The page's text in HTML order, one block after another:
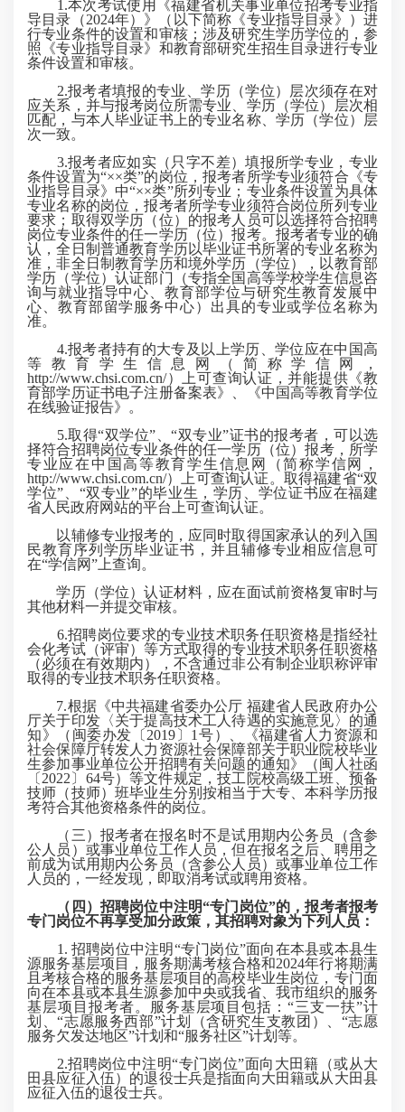
1.本次考试使用《福建省机关事业单位招考专业指
导目录（2024年）》（以下简称《专业指导目录》）进
行专业条件的设置和审核；涉及研究生学历学位的，参
照《专业指导目录》和教育部研究生招生目录进行专业
条件设置和审核。
2.报考者填报的专业、学历（学位）层次须存在对
应关系，并与报考岗位所需专业、学历（学位）层次相
匹配，与本人毕业证书上的专业名称、学历（学位）层
次一致。
3.报考者应如实（只字不差）填报所学专业，专业
条件设置为“××类”的岗位，报考者所学专业须符合《专
业指导目录》中“××类”所列专业；专业条件设置为具体
专业名称的岗位，报考者所学专业须符合岗位所列专业
要求；取得双学历（位）的报考人员可以选择符合招聘
岗位专业条件的任一学历（位）报考。报考者专业的确
认，全日制普通教育学历以毕业证书所署的专业名称为
准，非全日制教育学历和境外学历（学位），以教育部
学历（学位）认证部门（专指全国高等学校学生信息咨
询与就业指导中心、教育部学位与研究生教育发展中
心、教育部留学服务中心）出具的专业或学位名称为
准。
4.报考者持有的大专及以上学历、学位应在中国高
等教育学生信息网（简称学信网，
http://www.chsi.com.cn/）上可查询认证，并能提供《教
育部学历证书电子注册备案表》、《中国高等教育学位
在线验证报告》。
5.取得“双学位”、“双专业”证书的报考者，可以选
择符合招聘岗位专业条件的任一学历（位）报考，所学
专业应在中国高等教育学生信息网（简称学信网，
http://www.chsi.com.cn/）上可查询认证。取得福建省“双
学位”、“双专业”的毕业生，学历、学位证书应在福建
省人民政府网站的平台上可查询认证。
以辅修专业报考的，应同时取得国家承认的列入国
民教育序列学历毕业证书，并且辅修专业相应信息可
在“学信网”上查询。
学历（学位）认证材料，应在面试前资格复审时与
其他材料一并提交审核。
6.招聘岗位要求的专业技术职务任职资格是指经社
会化考试（评审）等方式取得的专业技术职务任职资格
（必须在有效期内）， 不含通过非公有制企业职称评审
取得的专业技术职务任职资格。
7.根据《中共福建省委办公厅 福建省人民政府办公
厅关于印发〈关于提高技术工人待遇的实施意见〉的通
知》（闽委办发〔2019〕1号）、《福建省人力资源和
社会保障厅转发人力资源社会保障部关于职业院校毕业
生参加事业单位公开招聘有关问题的通知》（闽人社函
〔2022〕64号）等文件规定，技工院校高级工班、预备
技师（技师）班毕业生分别按相当于大专、本科学历报
考符合其他资格条件的岗位。
（三）报考者在报名时不是试用期内公务员（含参
公人员）或事业单位工作人员，但在报名之后、聘用之
前成为试用期内公务员（含参公人员）或事业单位工作
人员的，一经发现，即取消考试或聘用资格。
（四）招聘岗位中注明“专门岗位”的，报考者报考
专门岗位不再享受加分政策，其招聘对象为下列人员：
1. 招聘岗位中注明“专门岗位”面向在本县或本县生
源服务基层项目，服务期满考核合格和2024年行将期满
且考核合格的服务基层项目的高校毕业生岗位，专门面
向在本县或本县生源参加中央或我省、我市组织的服务
基层项目报考者。服务基层项目包括：“三支一扶”计
划、“志愿服务西部”计划（含研究生支教团）、“志愿
服务欠发达地区”计划和“服务社区”计划等。
2.招聘岗位中注明“专门岗位”面向大田籍（或从大
田县应征入伍）的退役士兵是指面向大田籍或从大田县
应征入伍的退役士兵。